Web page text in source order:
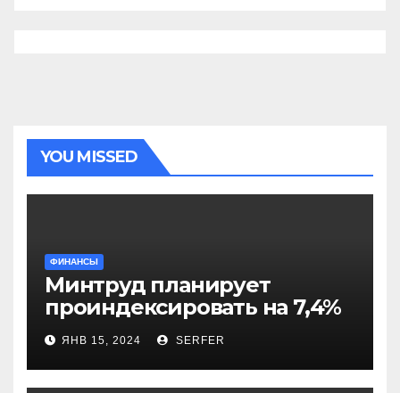
YOU MISSED
ФИНАНСЫ
Минтруд планирует
проиндексировать на 7,4%
более 40 выплат и
компенсаций
ЯНВ 15, 2024 SERFER